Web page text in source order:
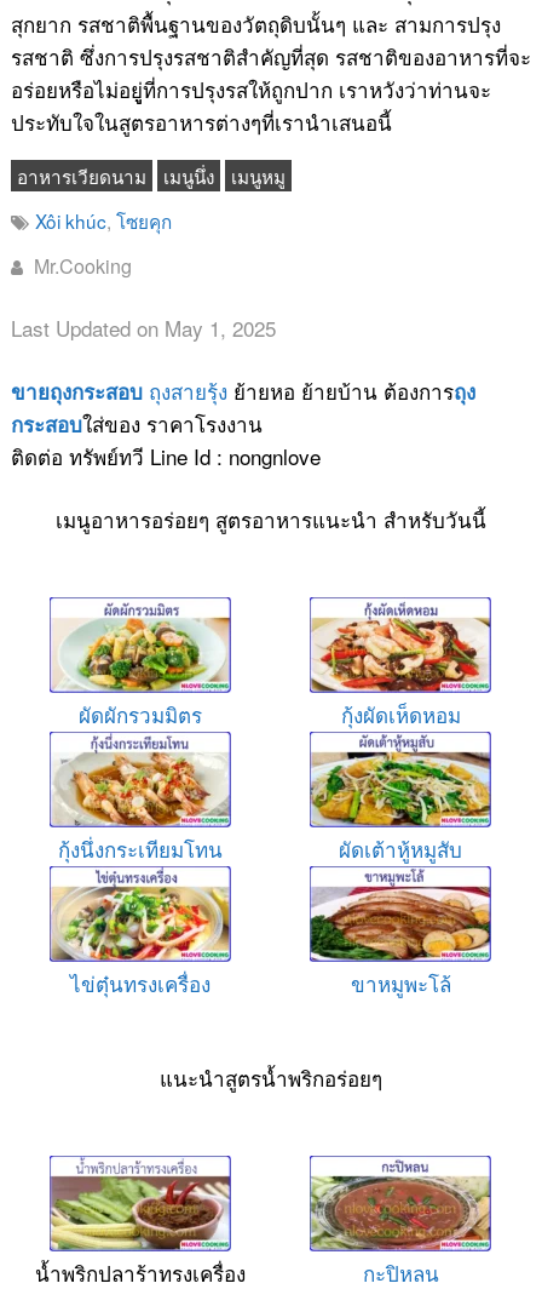
สุกยาก รสชาติพื้นฐานของวัตถุดิบนั้นๆ และ สามการปรุง
รสชาติ ซึ่งการปรุงรสชาติสำคัญที่สุด รสชาติของอาหารที่จะ
อร่อยหรือไม่อยูู่ที่การปรุงรสให้ถูกปาก เราหวังว่าท่านจะ
ประทับใจในสูตรอาหารต่างๆที่เรานำเสนอนี้
อาหารเวียดนาม เมนูนึ่ง
เมนูหมู
Xôi khúc, โซยคุก
Mr.Cooking
Last Updated on May 1, 2025
ขายถุงกระสอบ ถุงสายรุ้ง ย้ายหอ ย้ายบ้าน ต้องการถุง
กระสอบใส่ของ ราคาโรงงาน
ติดต่อ ทรัพย์ทวี Line Id : nongnlove
เมนูอาหารอร่อยๆ สูตรอาหารแนะนำ สำหรับวันนี้
ผัดผักรวมมิตร กุ้งผัดเห็ดหอม
กุ้งนึ่งกระเทียมโทน ผัดเต้าหู้หมูสับ
ไข่ตุ๋นทรงเครื่อง ขาหมูพะโล้
แนะนำสูตรน้ำพริกอร่อยๆ
น้ำพริกปลาร้าทรงเครื่อง กะปิหลน